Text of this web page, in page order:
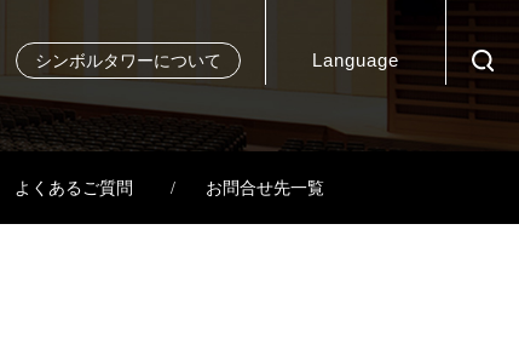
シンボルタワーについて Language
よくあるご質問 お問合せ先一覧